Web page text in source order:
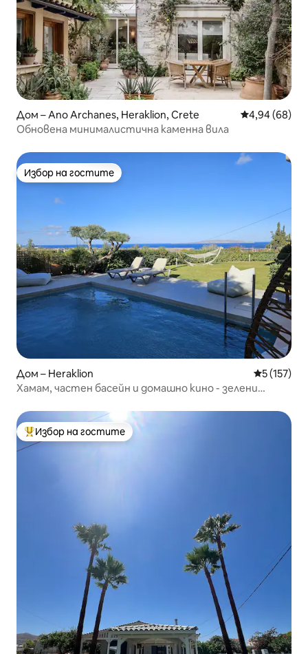
Дом – Ano Archanes, Heraklion, Crete Средна
4,94 (68)
Обновена минималистична каменна вила
Избор на гостите
Избор на гостите
Дом – Heraklion Средна
5 (157)
Хамам, частен басейн и домашно кино - зелени
Най-популярен избор на гостите
Избор на гостите